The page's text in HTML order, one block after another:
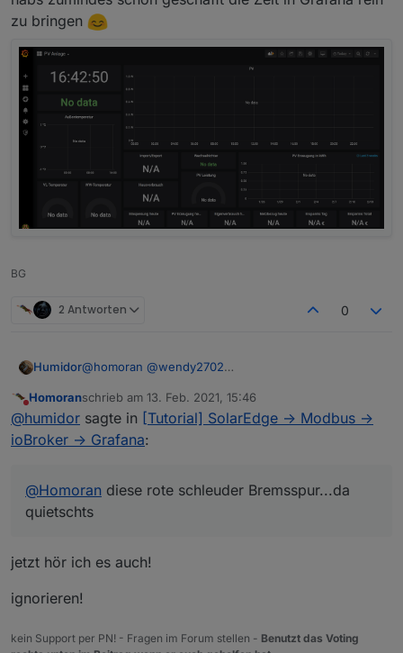
zu bringen
BG
2 Antworten 0
Humidor@homoran @wendy2702
@Homorandiese rote schleuder Bremsspur...da
habs zumindes schon geschafft die Zeit in Grafana
rein zu bringen
Nicht stören
Homoranschrieb am 13. Feb. 2021, 15:46
zuletzt editiert von
@humidor sagte in [Tutorial] SolarEdge -> Modbus ->
ioBroker -> Grafana:
@Homoran diese rote schleuder Bremsspur...da
quietschts
jetzt hör ich es auch!
ignorieren!
kein Support per PN! - Fragen im Forum stellen - Benutzt das Voting